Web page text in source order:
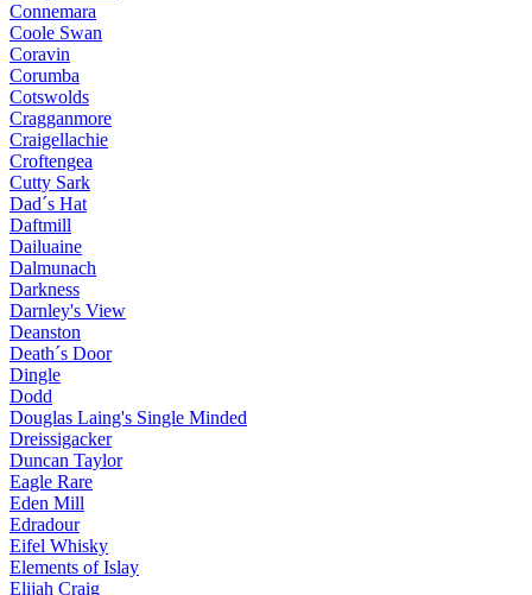
Connemara
Coole Swan
Coravin
Corumba
Cotswolds
Cragganmore
Craigellachie
Croftengea
Cutty Sark
Dad´s Hat
Daftmill
Dailuaine
Dalmunach
Darkness
Darnley's View
Deanston
Death´s Door
Dingle
Dodd
Douglas Laing's Single Minded
Dreissigacker
Duncan Taylor
Eagle Rare
Eden Mill
Edradour
Eifel Whisky
Elements of Islay
Elijah Craig